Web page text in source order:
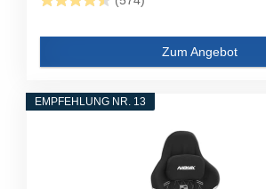
Zum Angebot
EMPFEHLUNG NR. 13